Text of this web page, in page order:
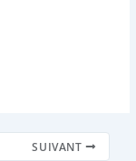
SUIVANT